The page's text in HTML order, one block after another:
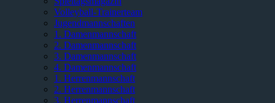
Volleyball-Trainerteam
Jugendmannschaften
1. Damenmannschaft
2. Damenmannschaft
3. Damenmannschaft
4. Damenmannschaft
1. Herrenmannschaft
2. Herrenmannschaft
3. Herrenmannschaft